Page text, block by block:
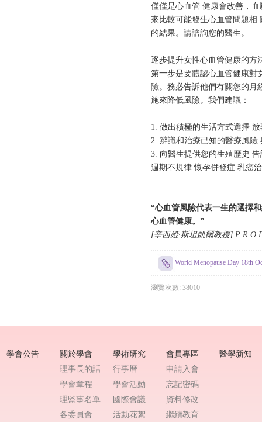
僅僅是⼼⾎管 健康會改善，
來⽐較可能發⽣⼼⾎管問題相
的結果。請諮詢您的醫⽣。
逐步提升⼥性⼼⾎管健康的⽅
第⼀步是要體認⼼⾎管健康對
險。務必告訴他們有關您的⽉
施來降低⾵險。我們建議：
1. 做出積極的⽣活⽅式選擇
2. 辨識和治療已知的醫療⾵險
3. 向醫⽣提供您的⽣殖歷史
週期不規律 懷孕併發症 乳癌
“⼼⾎管⾵險代表⼀⽣的選擇
⼼⾎管健康。”
[⾟西婭·斯坦凱爾教授] P R O
World Menopause Day 18th
瀏覽次數: 38010
學會公告
關於學會
理事長的話
學會章程
理監事名單
各委員會
學術研究
行事曆
學會活動
國際會議
活動花絮
會員專區
申請入會
忘記密碼
資料修改
繼續教育
醫學新知